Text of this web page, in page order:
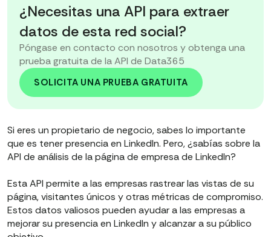
¿Necesitas una API para extraer
datos de esta red social?
Póngase en contacto con nosotros y obtenga una
prueba gratuita de la API de Data365
SOLICITA UNA PRUEBA GRATUITA
Si eres un propietario de negocio, sabes lo importante
que es tener presencia en LinkedIn. Pero, ¿sabías sobre la
API de análisis de la página de empresa de LinkedIn?
Esta API permite a las empresas rastrear las vistas de su
página, visitantes únicos y otras métricas de compromiso.
Estos datos valiosos pueden ayudar a las empresas a
mejorar su presencia en LinkedIn y alcanzar a su público